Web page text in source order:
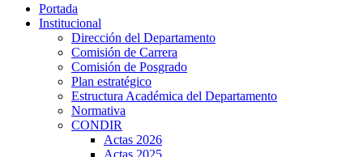
Portada
Institucional
Dirección del Departamento
Comisión de Carrera
Comisión de Posgrado
Plan estratégico
Estructura Académica del Departamento
Normativa
CONDIR
Actas 2026
Actas 2025